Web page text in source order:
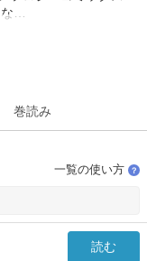
な…
巻読み
一覧の使い方 ？
読む